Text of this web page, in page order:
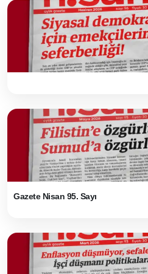
Gazete Nisan 95. Sayı